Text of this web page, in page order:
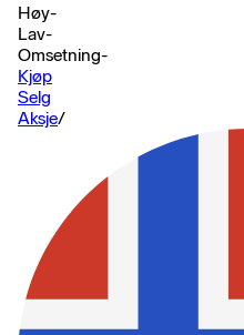
Høy-
Lav-
Omsetning-
Kjøp
Selg
Aksje/